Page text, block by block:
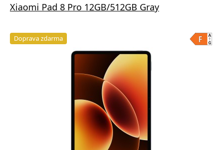
Xiaomi Pad 8 Pro 12GB/512GB Gray
Doprava zdarma